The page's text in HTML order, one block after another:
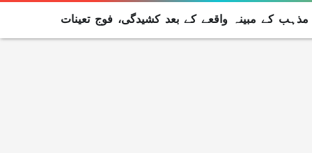
کے مبینہ واقعے کے بعد کشیدگی، فوج تعینات